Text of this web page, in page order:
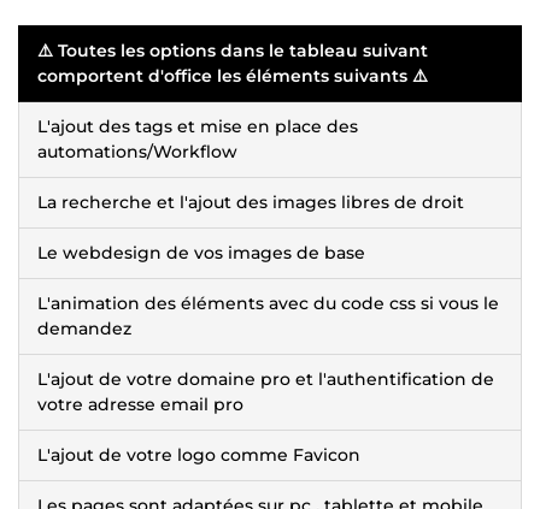
⚠️ Toutes les options dans le tableau suivant
comportent d'office les éléments suivants ⚠️
L'ajout des tags et mise en place des
automations/Workflow
La recherche et l'ajout des images libres de droit
Le webdesign de vos images de base
L'animation des éléments avec du code css si vous le
demandez
L'ajout de votre domaine pro et l'authentification de
votre adresse email pro
L'ajout de votre logo comme Favicon